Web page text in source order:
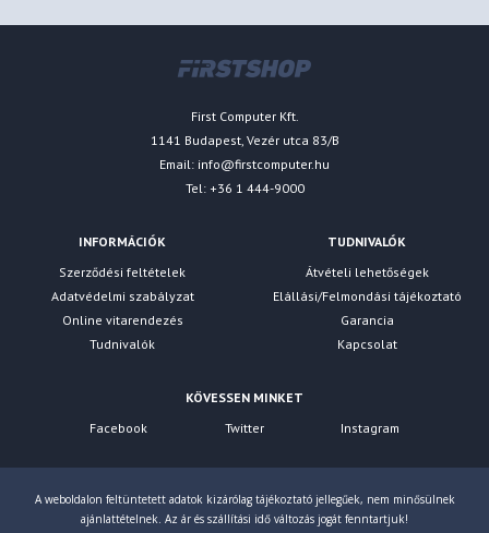
First Computer Kft.
1141 Budapest, Vezér utca 83/B
Email: info@firstcomputer.hu
Tel: +36 1 444-9000
INFORMÁCIÓK
Szerződési feltételek
Adatvédelmi szabályzat
Online vitarendezés
Tudnivalók
TUDNIVALÓK
Átvételi lehetőségek
Elállási/Felmondási tájékoztató
Garancia
Kapcsolat
KÖVESSEN MINKET
Facebook
Twitter Instagram
A weboldalon feltüntetett adatok kizárólag tájékoztató jellegűek, nem minősülnek
ajánlattételnek. Az ár és szállítási idő változás jogát fenntartjuk!